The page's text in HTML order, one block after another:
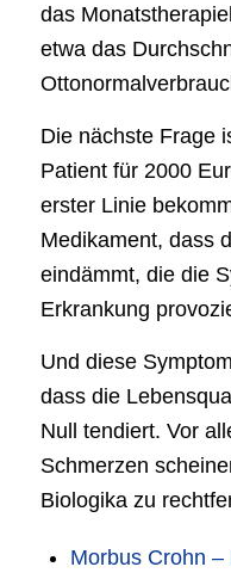
das
etwa das
Die nächste Frage
Patient für 2000
erster Linie
Medikament, dass
eindämmt, die die
Erkrankung
Und diese
dass die
Null tendiert. Vor
Schmerzen
Biologika zu
Morbus Crohn